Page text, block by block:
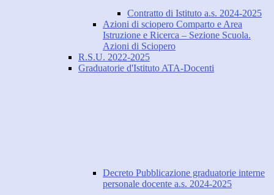
Contratto di Istituto a.s. 2024-2025
Azioni di sciopero Comparto e Area
Istruzione e Ricerca – Sezione Scuola.
Azioni di Sciopero
R.S.U. 2022-2025
Graduatorie d'Istituto ATA-Docenti
Decreto Pubblicazione graduatorie interne
personale docente a.s. 2024-2025